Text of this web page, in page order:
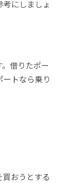
にしましょ
借りたポー
ートなら乗り
おうとする